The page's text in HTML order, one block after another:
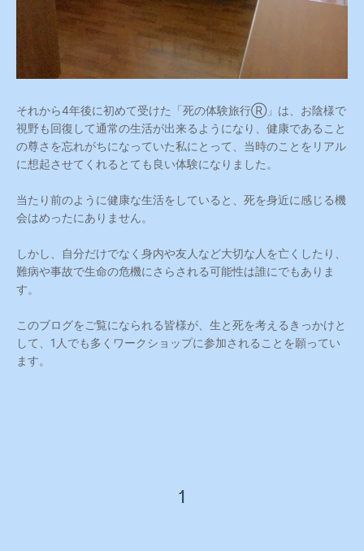
それから4年後に初めて受けた「死の体験旅行Ⓡ」は、お陰様で
視野も回復して通常の生活が出来るようになり、健康であること
の尊さを忘れがちになっていた私にとって、当時のことをリアル
に想起させてくれるとても良い体験になりました。
当たり前のように健康な生活をしていると、死を身近に感じる機
会はめったにありません。
しかし、自分だけでなく身内や友人など大切な人を亡くしたり、
難病や事故で生命の危機にさらされる可能性は誰にでもありま
す。
このブログをご覧になられる皆様が、生と死を考えるきっかけと
して、1人でも多くワークショップに参加されることを願ってい
ます。
1